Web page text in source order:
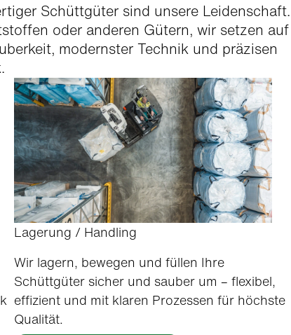
Schüttgüter sind unsere Lei­den­schaft.
oder anderen Gütern, wir set­zen auf
mod­ern­ster Tech­nik und präzisen
Lagerung / Handling
Wir lagern, bewe­gen und füllen Ihre
Schüttgüter sich­er und sauber um – flex­i­bel,
effizient und mit klaren Prozessen für höch­ste
Qual­ität.